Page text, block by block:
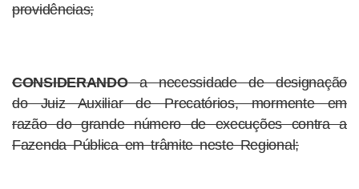
providências;
CONSIDERANDOa necessidade de designação
do Juiz Auxiliar de Precatórios, mormente em
razão do grande número de execuções contra a
Fazenda Pública em trâmite neste Regional;